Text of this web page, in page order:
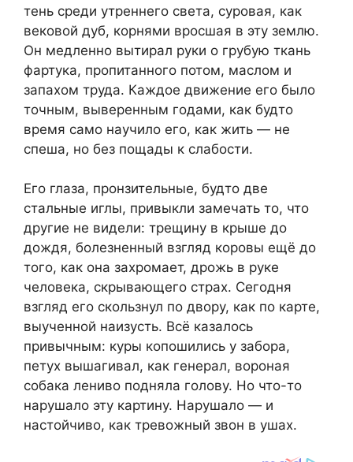
тень среди утреннего света, суровая, как
вековой дуб, корнями вросшая в эту землю.
Он медленно вытирал руки о грубую ткань
фартука, пропитанного потом, маслом и
запахом труда. Каждое движение его было
точным, выверенным годами, как будто
время само научило его, как жить — не
спеша, но без пощады к слабости.
Его глаза, пронзительные, будто две
стальные иглы, привыкли замечать то, что
другие не видели: трещину в крыше до
дождя, болезненный взгляд коровы ещё до
того, как она захромает, дрожь в руке
человека, скрывающего страх. Сегодня
взгляд его скользнул по двору, как по карте,
выученной наизусть. Всё казалось
привычным: куры копошились у забора,
петух вышагивал, как генерал, вороная
собака лениво подняла голову. Но что-то
нарушало эту картину. Нарушало — и
настойчиво, как тревожный звон в ушах.